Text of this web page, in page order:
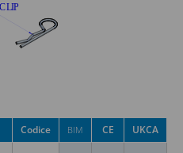
Codice BIM CE UKCA